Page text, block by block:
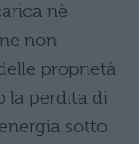
nè
non
proprietà
la perdita di
sotto